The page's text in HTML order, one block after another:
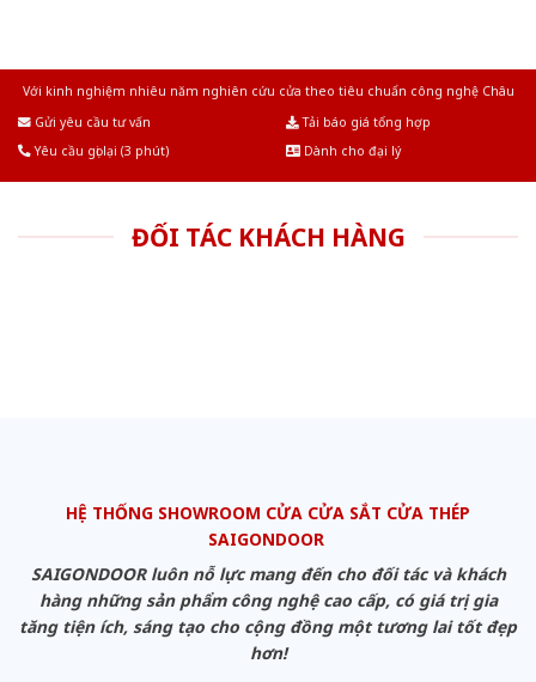
Với kinh nghiệm nhiêu năm nghiên cứu cửa theo tiêu chuẩn công nghệ Châu
Gửi yêu cầu tư vấn
Tải báo giá tổng hợp
Yêu cầu gọi lại (3 phút)
Dành cho đại lý
ĐỐI TÁC KHÁCH HÀNG
HỆ THỐNG SHOWROOM CỬA CỬA SẮT CỬA THÉP
SAIGONDOOR
SAIGONDOOR luôn nỗ lực mang đến cho đối tác và khách
hàng những sản phẩm công nghệ cao cấp, có giá trị gia
tăng tiện ích, sáng tạo cho cộng đồng một tương lai tốt đẹp
hơn!